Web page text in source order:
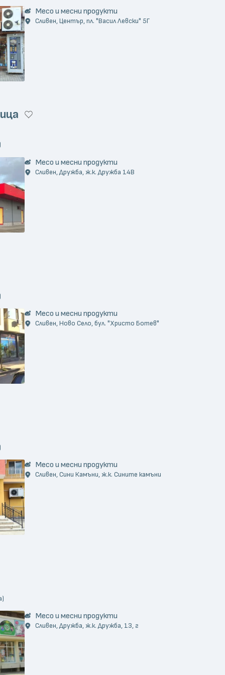
Месо и месни продукти
Сливен, Център, пл. "Васил Левски" 5Г
Месо и месни продукти
Сливен, Дружба, ж.к. Дружба 14В
Месо и месни продукти
Сливен, Ново Село, бул. "Христо Ботев"
Месо и месни продукти
Сливен, Сини Камъни, ж.к. Сините камъни
Месо и месни продукти
Сливен, Дружба, ж.к. Дружба, 13, г